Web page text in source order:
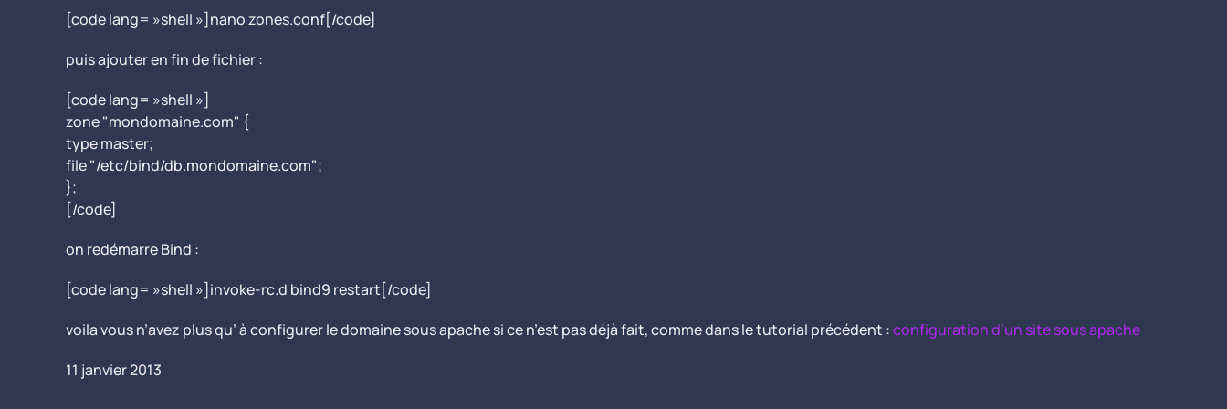
[code lang= »shell »]nano zones.conf[/code]
puis ajouter en fin de fichier :
[code lang= »shell »]
zone "mondomaine.com" {
type master;
file "/etc/bind/db.mondomaine.com";
};
[/code]
on redémarre Bind :
[code lang= »shell »]invoke-rc.d bind9 restart[/code]
voila vous n’avez plus qu’ à configurer le domaine sous apache si ce n’est pas déjà fait, comme dans le tutorial précédent :configuration d’un site sous apache
11 janvier 2013